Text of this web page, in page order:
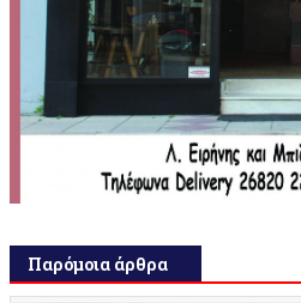
Παρόμοια άρθρα